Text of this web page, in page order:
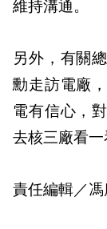
維持溝通。
另外，有關
勳走訪電廠
電有信心，
去核三廠看一
責任編輯／